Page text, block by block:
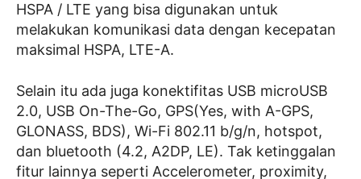
HSPA / LTE yang bisa digunakan untuk
melakukan komunikasi data dengan kecepatan
maksimal HSPA, LTE-A.
Selain itu ada juga konektifitas USB microUSB
2.0, USB On-The-Go, GPS(Yes, with A-GPS,
GLONASS, BDS), Wi-Fi 802.11 b/g/n, hotspot,
dan bluetooth (4.2, A2DP, LE). Tak ketinggalan
fitur lainnya seperti Accelerometer, proximity,